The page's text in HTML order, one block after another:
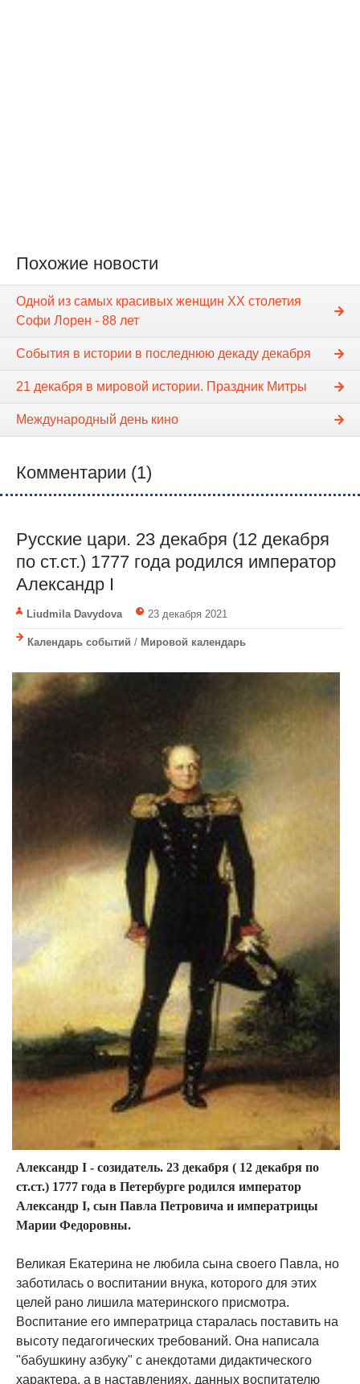
Похожие новости
Одной из самых красивых женщин XX столетия
Софи Лорен - 88 лет
События в истории в последнюю декаду декабря
21 декабря в мировой истории. Праздник Митры
Международный день кино
Комментарии (1)
Русские цари. 23 декабря (12 декабря
по ст.ст.) 1777 года родился император
Александр I
Liudmila Davydova 23 декабря 2021
Календарь событий / Мировой календарь
Александр I - созидатель. 23 декабря ( 12 декабря по
ст.ст.) 1777 года в Петербурге родился император
Александр I, сын Павла Петровича и императрицы
Марии Федоровны.
Великая Екатерина не любила сына своего Павла, но
заботилась о воспитании внука, которого для этих
целей рано лишила материнского присмотра.
Воспитание его императрица старалась поставить на
высоту педагогических требований. Она написала
"бабушкину азбуку" с анекдотами дидактического
характера, а в наставлениях, данных воспитателю